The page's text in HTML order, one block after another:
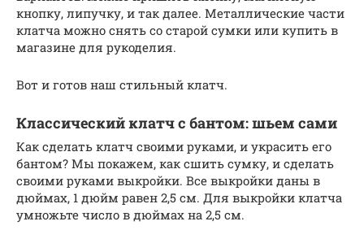
кнопку, липучку, и так далее. Металлические части
клатча можно снять со старой сумки или купить в
магазине для рукоделия.
Вот и готов наш стильный клатч.
Классический клатч с бантом: шьем сами
Как сделать клатч своими руками, и украсить его
бантом? Мы покажем, как сшить сумку, и сделать
своими руками выкройки. Все выкройки даны в
дюймах, 1 дюйм равен 2,5 см. Для выкройки клатча
умножьте число в дюймах на 2,5 см.